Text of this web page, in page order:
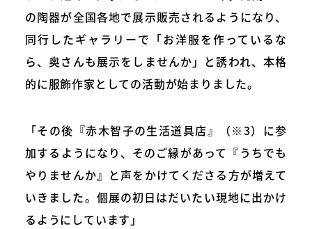
の陶器が全国各地で展示販売されるようになり、
同行したギャラリーで「お洋服を作っているな
ら、奥さんも展示をしませんか」と誘われ、本格
的に服飾作家としての活動が始まりました。
「その後『赤木智子の生活道具店』（※3）に参
加するようになり、そのご縁があって『うちでも
やりませんか』と声をかけてくださる方が増えて
いきました。個展の初日はだいたい現地に出かけ
るようにしています」